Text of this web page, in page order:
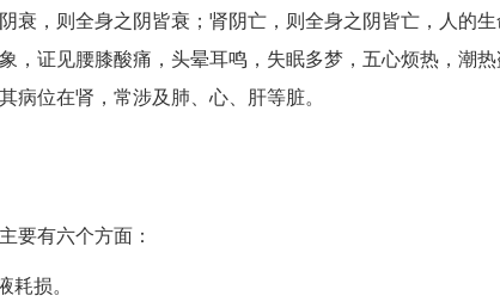
衰，则全身之阴皆衰；肾阴亡，则全身之阴皆亡，人的
，证见腰膝酸痛，头晕耳鸣，失眠多梦，五心烦热，潮
病位在肾，常涉及肺、心、肝等脏。
要有六个方面：
损。